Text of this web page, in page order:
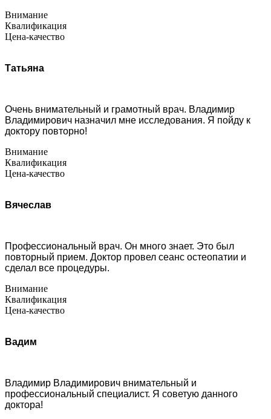
Внимание
Квалификация
Цена-качество
Татьяна
Очень внимательный и грамотный врач. Владимир
Владимирович назначил мне исследования. Я пойду к
доктору повторно!
Внимание
Квалификация
Цена-качество
Вячеслав
Профессиональный врач. Он много знает. Это был
повторный прием. Доктор провел сеанс остеопатии и
сделал все процедуры.
Внимание
Квалификация
Цена-качество
Вадим
Владимир Владимирович внимательный и
профессиональный специалист. Я советую данного
доктора!